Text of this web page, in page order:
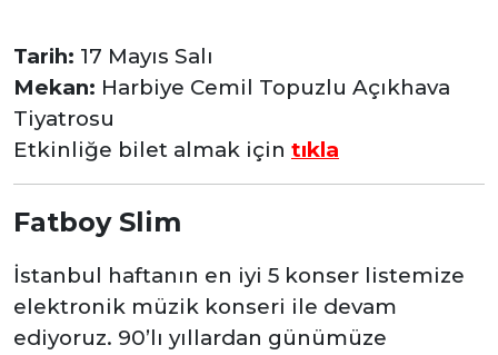
Tarih: 17 Mayıs Salı
Mekan: Harbiye Cemil Topuzlu Açıkhava
Tiyatrosu
Etkinliğe bilet almak için tıkla
Fatboy Slim
İstanbul haftanın en iyi 5 konser listemize
elektronik müzik konseri ile devam
ediyoruz. 90’lı yıllardan günümüze